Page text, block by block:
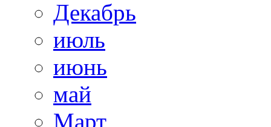
Декабрь
июль
июнь
май
Март